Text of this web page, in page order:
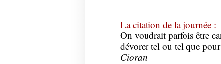
La citation de la journée :
On voudrait parfois être
dévorer tel ou tel que
Cioran